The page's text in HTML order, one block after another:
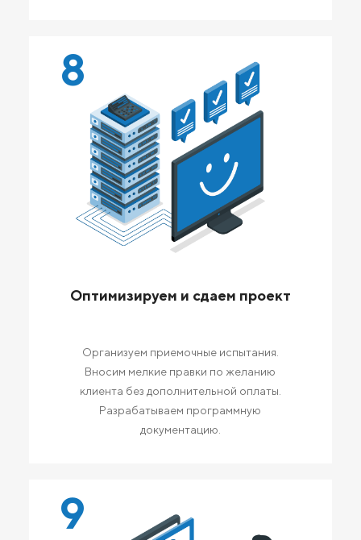
8
Оптимизируем и сдаем проект
Организуем приемочные испытания.
Вносим мелкие правки по желанию
клиента без дополнительной оплаты.
Разрабатываем программную
документацию.
9